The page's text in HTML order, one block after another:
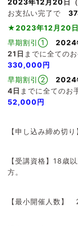
2023年12月20 日
お支払い完了で
★2023年12月20
早期割引①
2024
21日 までに全ての
330,000円
早期割引②
2024
4日 までに全ての
52,000円
【申し込み締め切り
【受講資格】18歳
方。
【最小開催人数】